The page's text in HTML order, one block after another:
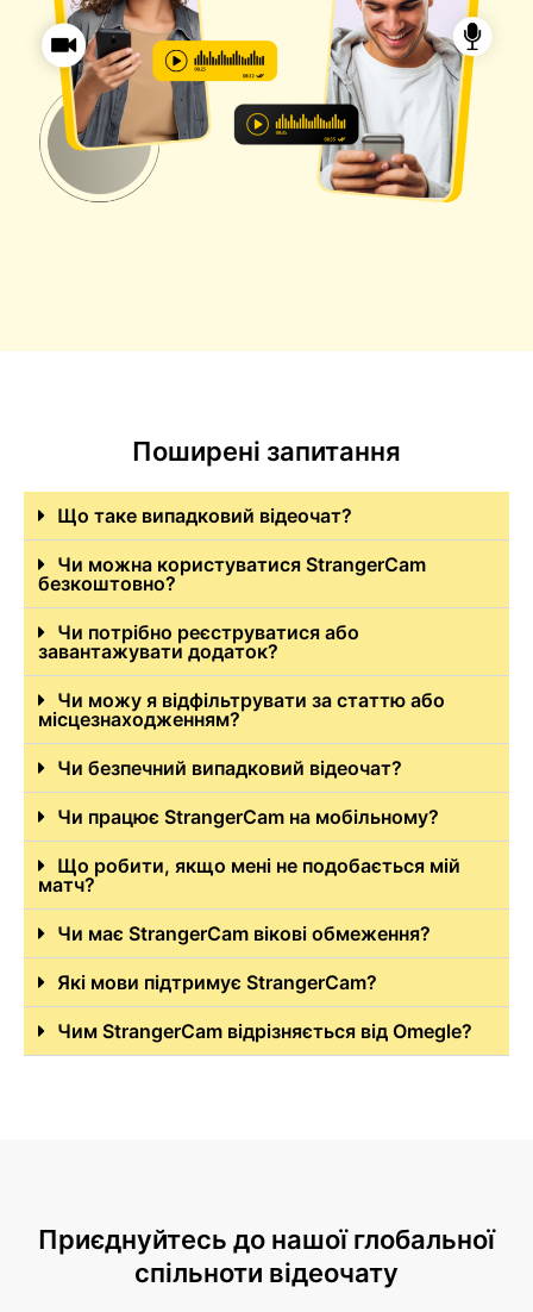
Поширені запитання
Що таке випадковий відеочат?
Чи можна користуватися StrangerCam
безкоштовно?
Чи потрібно реєструватися або
завантажувати додаток?
Чи можу я відфільтрувати за статтю або
місцезнаходженням?
Чи безпечний випадковий відеочат?
Чи працює StrangerCam на мобільному?
Що робити, якщо мені не подобається мій
матч?
Чи має StrangerCam вікові обмеження?
Які мови підтримує StrangerCam?
Чим StrangerCam відрізняється від Omegle?
Приєднуйтесь до нашої глобальної
спільноти відеочату